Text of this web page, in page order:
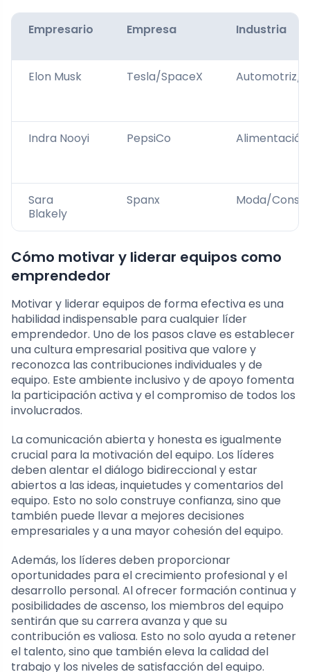
Empresario Empresa Industria
Elon Musk Tesla/SpaceX Automotriz/
Indra Nooyi PepsiCo
Sara
Blakely
Spanx Moda/
Cómo motivar y liderar equipos como
emprendedor
Motivar y liderar equipos de forma efectiva es una
habilidad indispensable para cualquier líder
emprendedor. Uno de los pasos clave es establecer
una cultura empresarial positiva que valore y
reconozca las contribuciones individuales y de
equipo. Este ambiente inclusivo y de apoyo fomenta
la participación activa y el compromiso de todos los
involucrados.
La comunicación abierta y honesta es igualmente
crucial para la motivación del equipo. Los líderes
deben alentar el diálogo bidireccional y estar
abiertos a las ideas, inquietudes y comentarios del
equipo. Esto no solo construye confianza, sino que
también puede llevar a mejores decisiones
empresariales y a una mayor cohesión del equipo.
Además, los líderes deben proporcionar
oportunidades para el crecimiento profesional y el
desarrollo personal. Al ofrecer formación continua y
posibilidades de ascenso, los miembros del equipo
sentirán que su carrera avanza y que su
contribución es valiosa. Esto no solo ayuda a retener
el talento, sino que también eleva la calidad del
trabajo y los niveles de satisfacción del equipo.